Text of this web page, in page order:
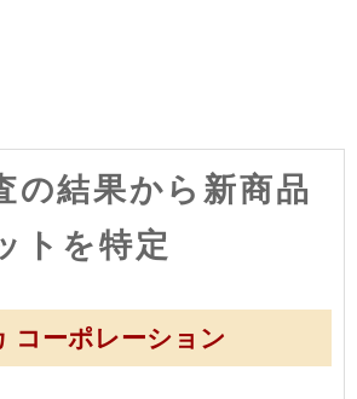
の結果から新商品
トを特定
コーポレーション